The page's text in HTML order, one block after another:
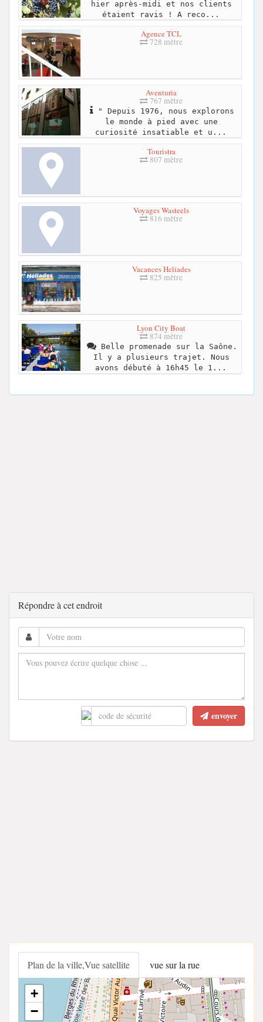
hier après-midi et nos clients
étaient ravis ! A reco...
Agence TCL
728 mètre
Aventuria
767 mètre
" Depuis 1976, nous explorons
le monde à pied avec une
curiosité insatiable et u...
Touristra
807 mètre
Voyages Wasteels
816 mètre
Vacances Heliades
825 mètre
Lyon City Boat
874 mètre
Belle promenade sur la Saône.
Il y a plusieurs trajet. Nous
avons débuté à 16h45 le 1...
Répondre à cet endroit
envoyer
Plan de la ville,Vue satellite vue sur la rue
+
−